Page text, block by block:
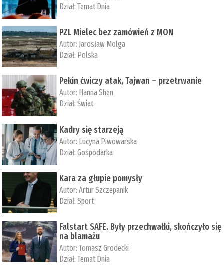
Dział:Temat Dnia
PZL Mielec bez zamówień z MON
Autor: Jarosław Molga
Dział: Polska
Pekin ćwiczy atak, Tajwan – przetrwanie
Autor: ­Hanna Shen
Dział:Świat
Kadry się starzeją
Autor: Lucyna Piwowarska
Dział:Gospodarka
Kara za głupie pomysły
Autor:Artur Szczepanik
Dział:Sport
Falstart SAFE. Były przechwałki, skończyło się
na blamażu
Autor:Tomasz Grodecki
Dział:Temat Dnia